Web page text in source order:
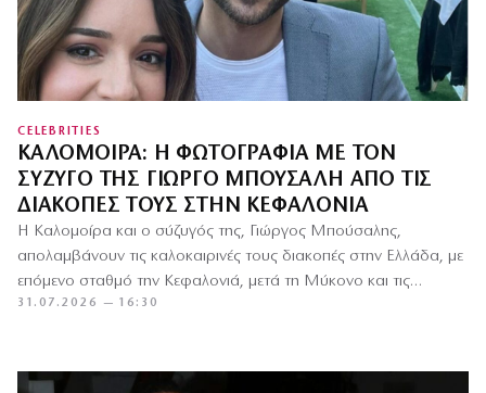
CELEBRITIES
ΚΑΛΟΜΟΊΡΑ: Η ΦΩΤΟΓΡΑΦΊΑ ΜΕ ΤΟΝ
ΣΎΖΥΓΌ ΤΗΣ ΓΙΏΡΓΟ ΜΠΟΎΣΑΛΗ ΑΠΌ ΤΙΣ
ΔΙΑΚΟΠΈΣ ΤΟΥΣ ΣΤΗΝ ΚΕΦΑΛΟΝΙΆ
Η Καλομοίρα και ο σύζυγός της, Γιώργος Μπούσαλης,
απολαμβάνουν τις καλοκαιρινές τους διακοπές στην Ελλάδα, με
επόμενο σταθμό την Κεφαλονιά, μετά τη Μύκονο και τις
Κυκλάδες.…
31.07.2026 — 16:30